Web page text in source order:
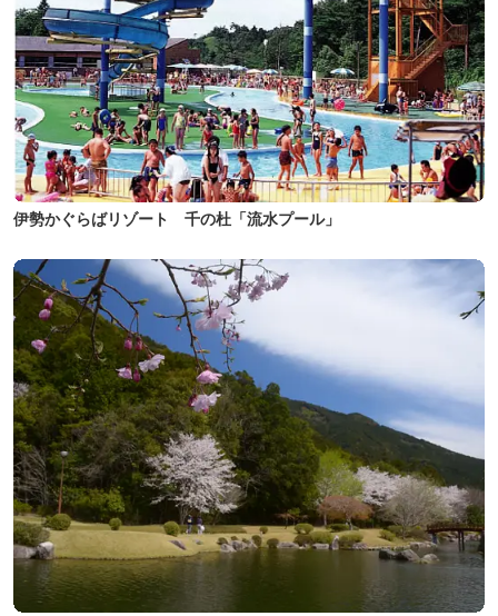
伊勢かぐらばリゾート 千の杜「流水プール」